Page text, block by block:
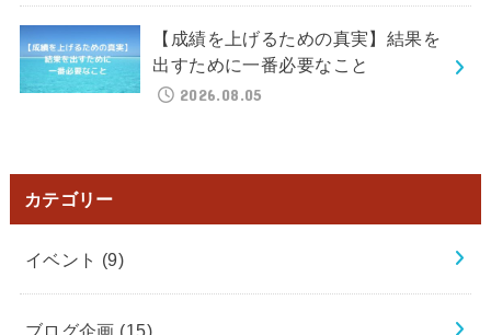
【成績を上げるための真実】結果を
出すために一番必要なこと
2026.08.05
カテゴリー
イベント (9)
ブログ企画 (15)